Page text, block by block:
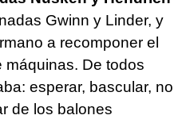
Gwinn y Linder, y
a recomponer el
máquinas. De todos
esperar, bascular, no
de los balones